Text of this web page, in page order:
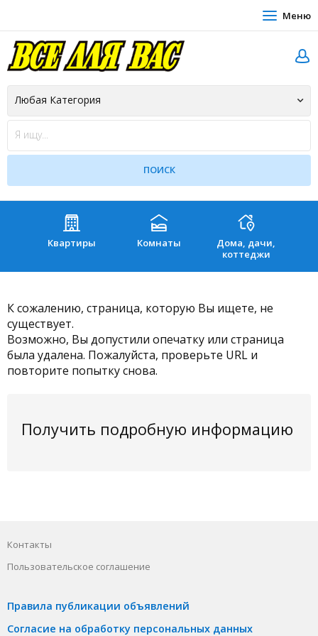
Меню
Квартиры Комнаты
Дома, дачи,
коттеджи
К сожалению, страница, которую Вы ищете, не
существует.
Возможно, Вы допустили опечатку или страница
была удалена. Пожалуйста, проверьте URL и
повторите попытку снова.
Получить подробную информацию
Контакты
Пользовательское соглашение
Правила публикации объявлений
Согласие на обработку персональных данных